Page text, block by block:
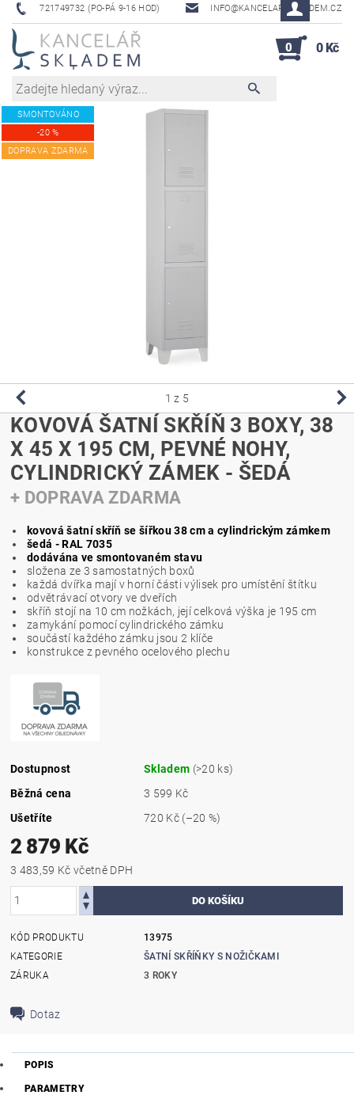
721749732 (PO-PÁ 9-16 HOD) INFO@KANCELAR-SKLADEM.CZ
0 0 Kč
SMONTOVÁNO
-20 %
DOPRAVA ZDARMA
1 z 5
KOVOVÁ ŠATNÍ SKŘÍŇ 3 BOXY, 38
X 45 X 195 CM, PEVNÉ NOHY,
CYLINDRICKÝ ZÁMEK - ŠEDÁ
+ DOPRAVA ZDARMA
kovová šatní skříň se šířkou 38 cm a cylindrickým zámkem
šedá - RAL 7035
dodávána ve smontovaném stavu
složena ze 3 samostatných boxů
každá dvířka mají v horní částivýlisek pro umístění štítku
odvětrávací otvory ve dveřích
skříň stojí na 10 cm nožkách, její celková výška je 195 cm
zamykání pomocí cylindrického zámku
součástí každého zámku jsou 2 klíče
konstrukce z pevného ocelového plechu
Dostupnost Skladem (>20 ks)
Běžná cena
3 599 Kč
Ušetříte
720 Kč (–20 %)
2 879 Kč
3 483,59 Kč včetně DPH
KÓD PRODUKTU
13975
KATEGORIE
ŠATNÍ SKŘÍŇKY S NOŽIČKAMI
ZÁRUKA
3 ROKY
Dotaz
POPIS
PARAMETRY